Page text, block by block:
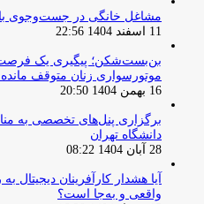
مشاغل خانگی در جست‌وجوی
11 اسفند 1404 22:56
بن‌بست‌شکن؛ پیگیری یک فرصت
موتورسواری زنان متوقف مانده
16 بهمن 1404 20:50
برگزاری پنل‌های تخصصی به
دانشگاه تهران
28 آبان 1404 08:22
آیا هشدار کارآفرینان
واقعی و به‌جا است؟